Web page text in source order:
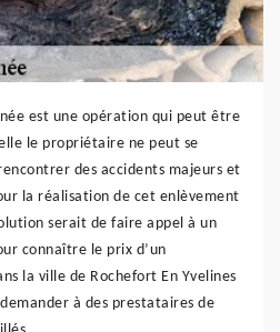
est une opération qui peut être
le propriétaire ne peut se
des accidents majeurs et
la réalisation de cet enlèvement
serait de faire appel à un
connaître le prix d’un
la ville de Rochefort En Yvelines
à des prestataires de